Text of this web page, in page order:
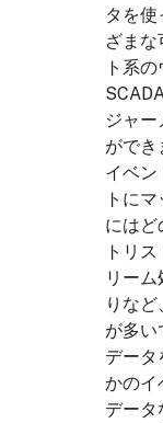
タを
ざま
ト系
ジャ
ができ
イベン
トに
にはど
トリ
リー
りな
が多い
データ
かのイ
データ